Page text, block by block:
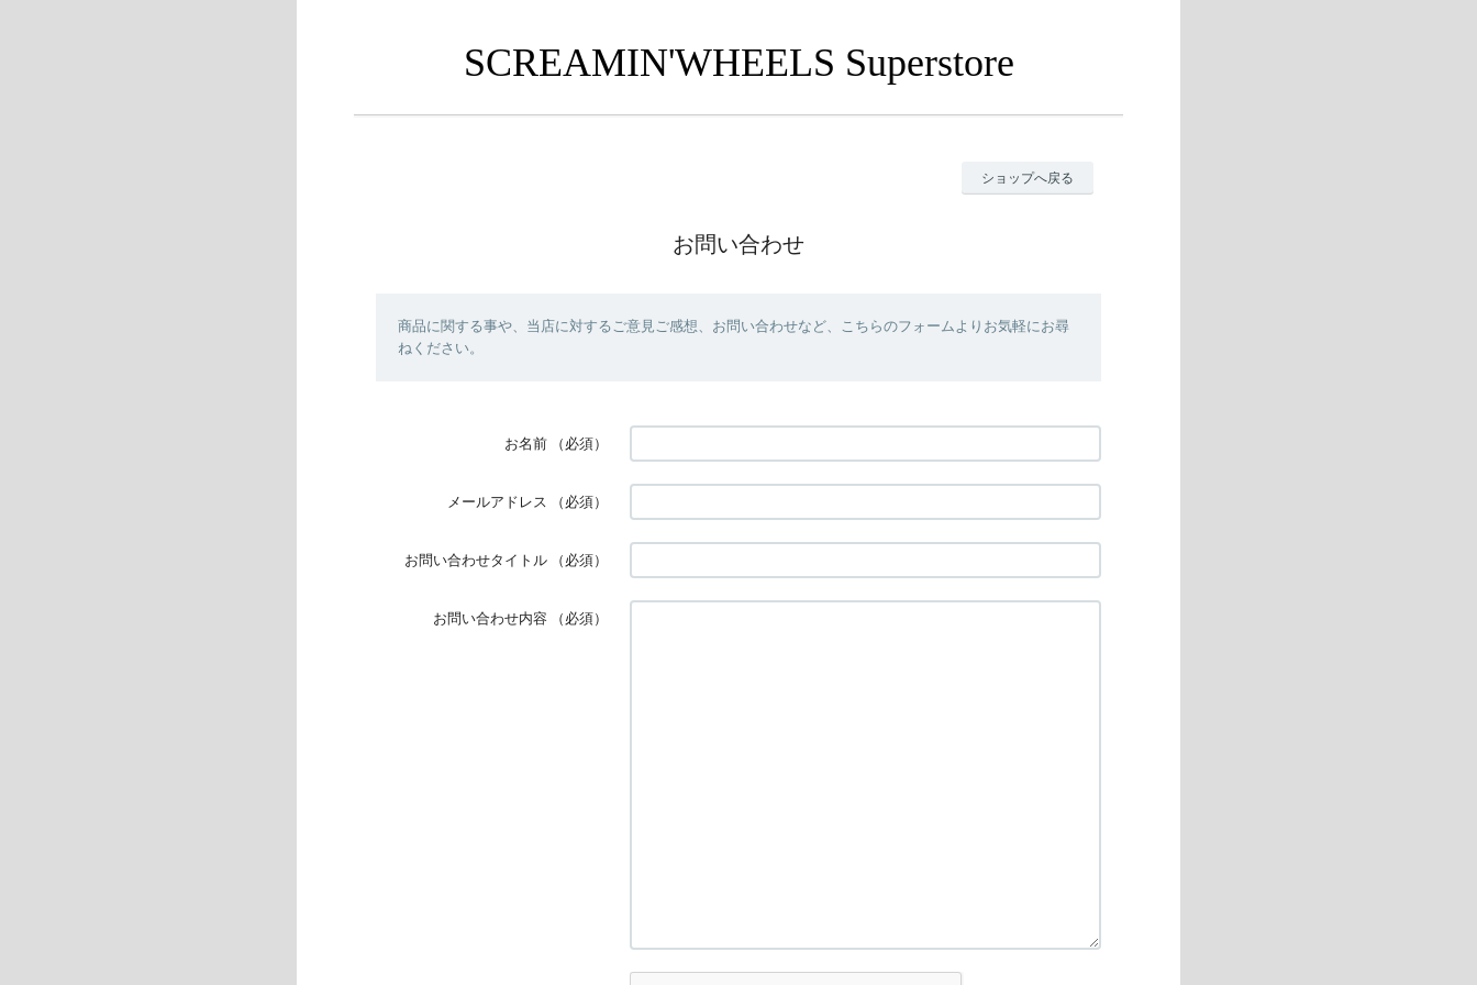
SCREAMIN'WHEELS Superstore
ショップへ戻る
お問い合わせ
商品に関する事や、当店に対するご意見ご感想、お問い合わせなど、こちらのフォームよりお気軽にお尋
ねください。
お名前 （必須）
メールアドレス （必須）
お問い合わせタイトル （必須）
お問い合わせ内容 （必須）